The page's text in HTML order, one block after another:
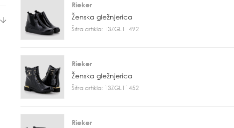
Rieker
Ženska gležnjerica
Šifra artikla: 13ZGL11492
Rieker
Ženska gležnjerica
Šifra artikla: 13ZGL11452
Rieker